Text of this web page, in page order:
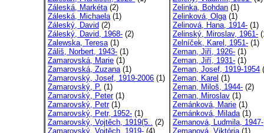
Záleská, Markéta(2)
Záleská, Michaela(1)
Záleský, David (2)
Záleský, David, 1968- (2)
Zalewska, Teresa(1)
Záliš, Norbert, 1943- (1)
Zamarovská, Marie (1)
Zamarovská, Zuzana(1)
Zamarovský, Josef, 1919-2006 (1)
Zamarovský, P. (1)
Zamarovský, Peter(1)
Zamarovský, Petr(1)
Zamarovský, Petr, 1952- (1)
Zamarovský, Vojtěch, 1919(5.. (2)
Zamarovský, Vojtěch, 1919- (4)
Zelinka, Bohdan (1)
Zelinková, Olga(1)
Zelinová, Hana, 1914- (1)
Zelinský, Miroslav, 1961-
Zelníček, Karel, 1951- (1)
Zeman, Jiří, 1926- (1)
Zeman, Jiří, 1931- (1)
Zeman, Josef, 1919-1954
Zeman, Karel (1)
Zeman, Miloš, 1944- (2)
Zeman, Miroslav (1)
Zemánková, Marie (1)
Zemánková, Milada(1)
Zemanová, Ludmila, 1947-
Zemanová, Viktória(1)